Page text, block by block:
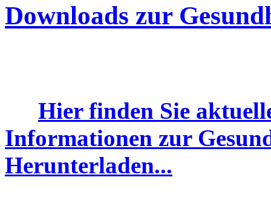
Downloads zur
Hier finden Sie
Informationen zur
Herunterladen...